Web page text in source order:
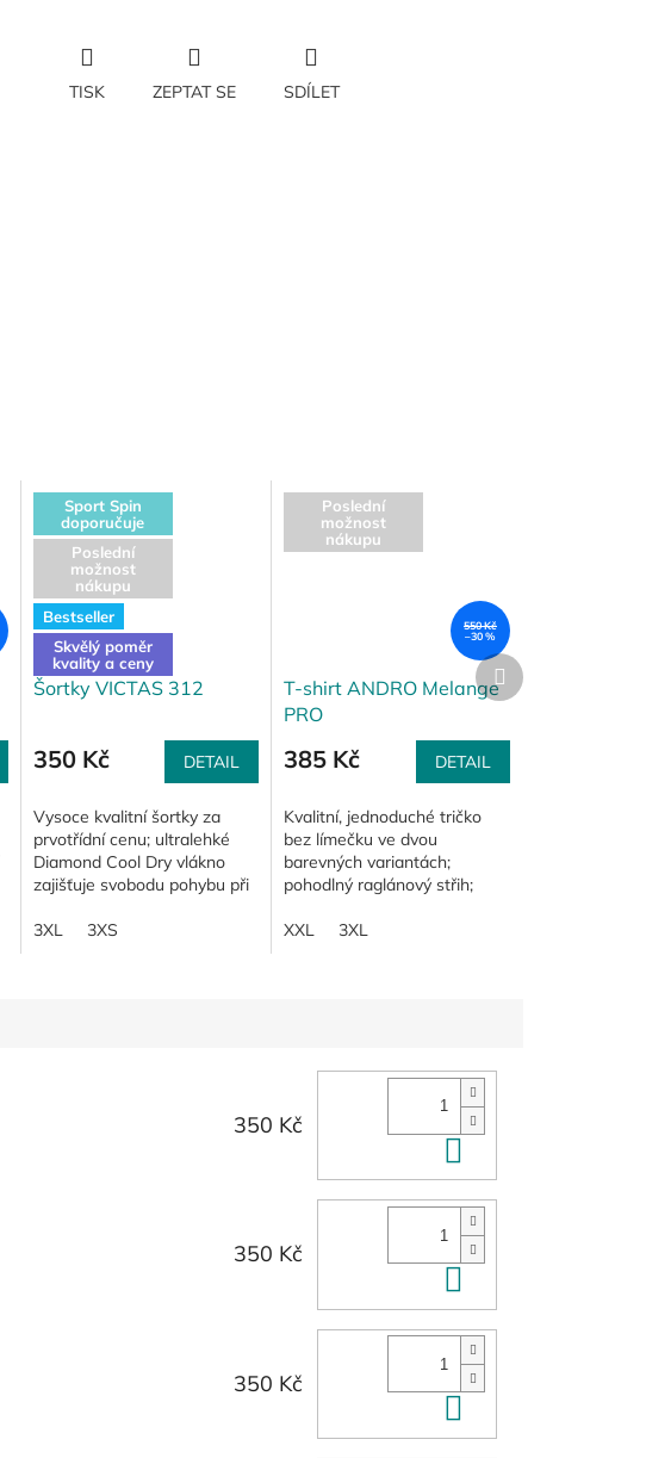
TISK ZEPTAT SE SDÍLET
Sport Spin
doporučuje
Poslední
možnost
nákupu
Bestseller
Skvělý poměr
kvality a ceny
Šortky VICTAS 312
350 Kč DETAIL
Vysoce kvalitní šortky za
prvotřídní cenu; ultralehké
Diamond Cool Dry vlákno
zajišťuje svobodu pohybu při
3XL
3XS
Poslední
možnost
nákupu
550 Kč
–30 %
T-shirt ANDRO Melange
PRO
385 Kč DETAIL
Kvalitní, jednoduché tričko
bez límečku ve dvou
barevných variantách;
pohodlný raglánový střih;
je vhodné k potisku;
XXL 3XL
Další
produkt
350 Kč
350 Kč
350 Kč